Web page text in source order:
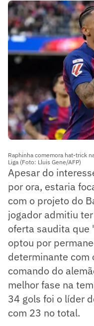
Raphinha comemora hat-trick
Liga (Foto: Lluis Gene/AFP)
Apesar do
por ora, estaria
com o projeto do
jogador admitiu
oferta saudita que
optou por
determinante com
comando do
melhor fase na
34 gols foi o líder
com 23 no total.